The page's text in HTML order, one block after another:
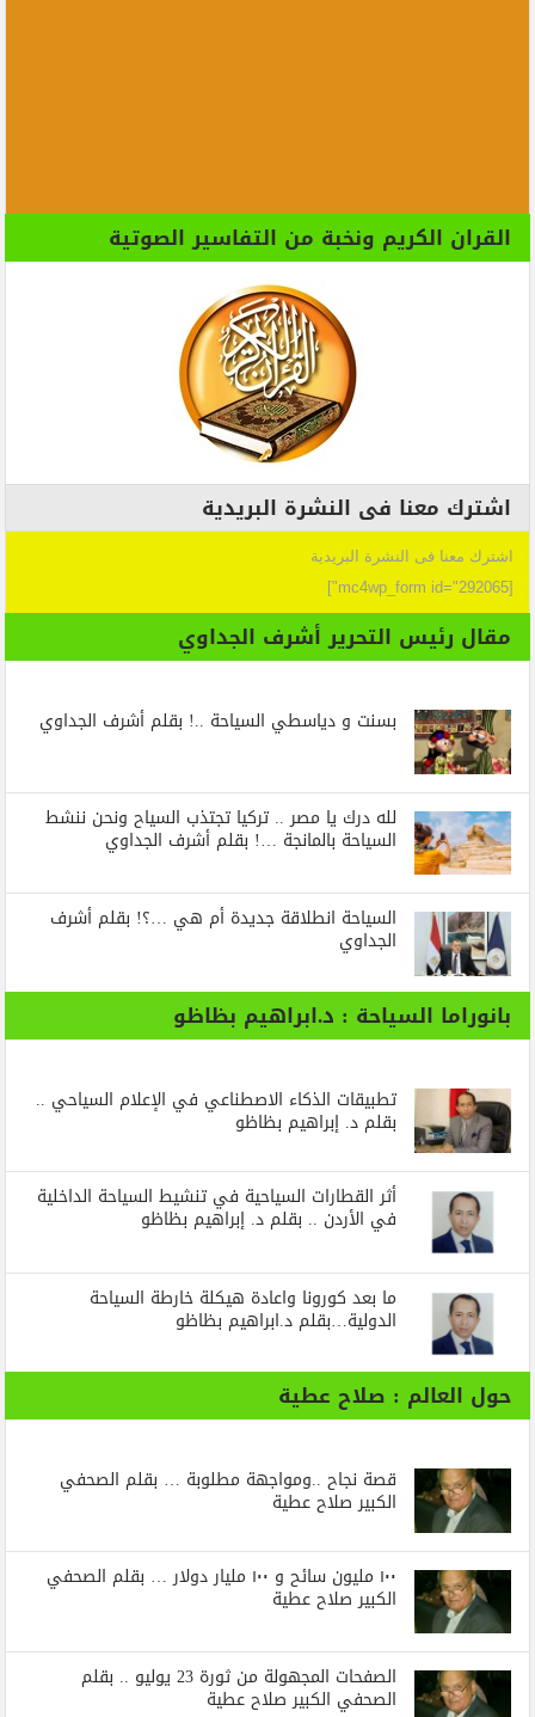
القران الكريم ونخبة من التفاسير الصوتية
اشترك معنا فى النشرة البريدية
اشترك معنا فى النشرة البريدية
[mc4wp_form id="292065"]
مقال رئيس التحرير أشرف الجداوي
بسنت و دياسطي السياحة ..! بقلم أشرف الجداوي
لله درك يا مصر .. تركيا تجتذب السياح ونحن ننشط
السياحة بالمانجة …! بقلم أشرف الجداوي
السياحة انطلاقة جديدة أم هي …؟! بقلم أشرف
الجداوي
بانوراما السياحة : د.ابراهيم بظاظو
تطبيقات الذكاء الاصطناعي في الإعلام السياحي ..
بقلم د. إبراهيم بظاظو
أثر القطارات السياحية في تنشيط السياحة الداخلية
في الأردن .. بقلم د. إبراهيم بظاظو
ما بعد كورونا واعادة هيكلة خارطة السياحة
الدولية…بقلم د.ابراهيم بظاظو
حول العالم : صلاح عطية
قصة نجاح ..ومواجهة مطلوبة … بقلم الصحفي
الكبير صلاح عطية
١٠٠ مليون سائح و ١٠٠ مليار دولار … بقلم الصحفي
الكبير صلاح عطية
الصفحات المجهولة من ثورة 23 يوليو .. بقلم
الصحفي الكبير صلاح عطية